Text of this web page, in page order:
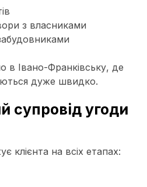
з власниками
в Івано-Франківську, де
дуже швидко.
супровід угоди
клієнта на всіх етапах: